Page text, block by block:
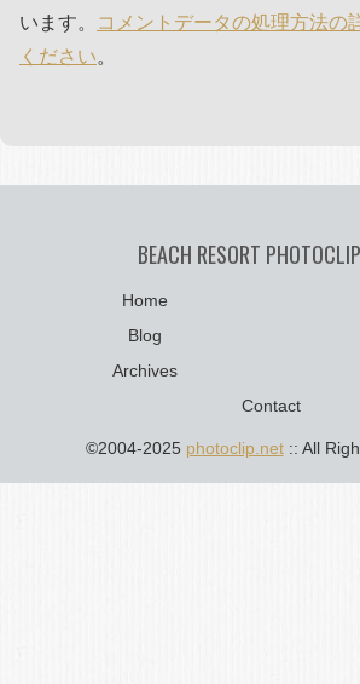
います。
コメントデータの処理方法の
ください。
BEACH RESORT
Home
Blog
Archives
Contact
©2004-2025 photoclip.net:: All